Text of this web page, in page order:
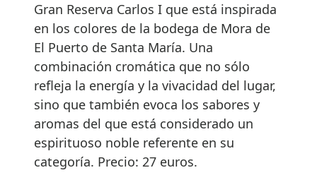
Gran Reserva Carlos I que está inspirada
en los colores de la bodega de Mora de
El Puerto de Santa María. Una
combinación cromática que no sólo
refleja la energía y la vivacidad del lugar,
sino que también evoca los sabores y
aromas del que está considerado un
espirituoso noble referente en su
categoría. Precio: 27 euros.